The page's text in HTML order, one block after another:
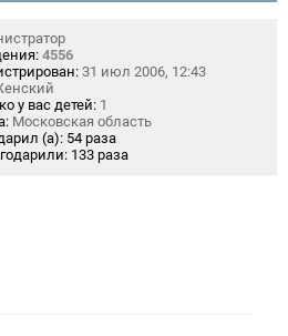
4556
31 июл 2006, 12:43
у вас детей: 1
Московская область
(а): 54 раза
133 раза